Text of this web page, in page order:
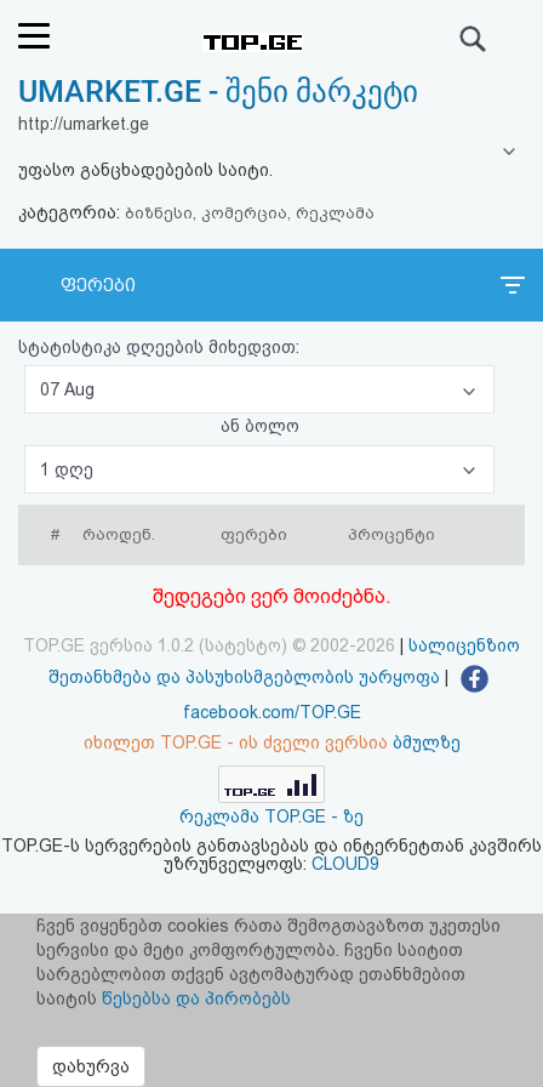
რეიტინგი
ფოსტა
კითხვა-
პასუხი
ავტორიზაცია
რეგისტრაცია
აღდგენა
კოდი
სალიცენზიო
პასუხისმგებლობის
უარყოფა
UMARKET.GE - შენი მარკეტი
http://umarket.ge
უფასო განცხადებების საიტი.
კატეგორია: ბიზნესი, კომერცია, რეკლამა
ფერები
სტატისტიკა დღეების მიხედვით:
07 Aug
ან ბოლო
1 დღე
# რაოდენ. ფერები პროცენტი
შედეგები ვერ მოიძებნა.
TOP.GE ვერსია 1.0.2 (სატესტო) © 2002-2026
სალიცენზიო
შეთანხმება და პასუხისმგებლობის უარყოფა
facebook.com/TOP.GE
იხილეთ TOP.GE - ის ძველი ვერსია ბმულზე
რეკლამა TOP.GE - ზე
TOP.GE-ს სერვერების განთავსებას და ინტერნეტთან კავშირს
უზრუნველყოფს: CLOUD9
ჩვენ ვიყენებთ cookies რათა შემოგთავაზოთ უკეთესი
სერვისი და მეტი კომფორტულობა. ჩვენი საიტით
სარგებლობით თქვენ ავტომატურად ეთანხმებით
საიტის წესებსა და პირობებს
დახურვა